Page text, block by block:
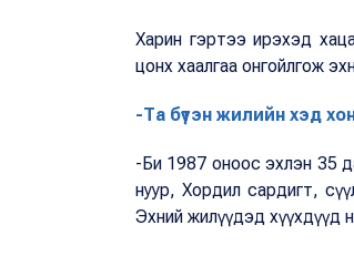
Харин гэртээ ирэхэд
цонх хаалгаа онгойлгож
-Та бүтэн жилийн хэд
-Би 1987 оноос эхлэн 35
нуур, Хордил сардигт,
Эхний жилүүдэд хүүхдүүд